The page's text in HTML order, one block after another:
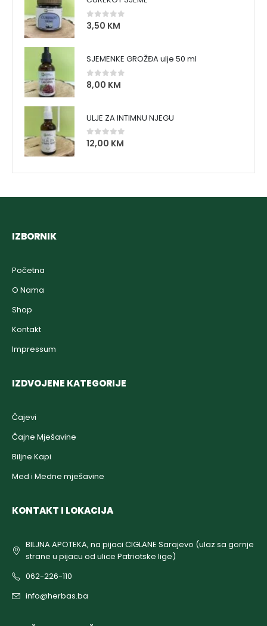
0 out of 5
3,50 KM
SJEMENKE GROŽĐA ulje 50 ml
0 out of 5
8,00 KM
ULJE ZA INTIMNU NJEGU
0out of 5
12,00 KM
IZBORNIK
Početna
O Nama
Shop
Kontakt
Impressum
IZDVOJENE KATEGORIJE
Čajevi
Čajne Mješavine
Biljne Kapi
Med i Medne mješavine
KONTAKT I LOKACIJA
BILJNA APOTEKA, na pijaci CIGLANE Sarajevo (ulaz sa gornje
strane u pijacu od ulice Patriotske lige)
062-226-110
info@herbas.ba